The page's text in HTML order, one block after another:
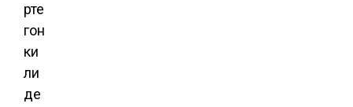
рте
гон
ки
ли
де